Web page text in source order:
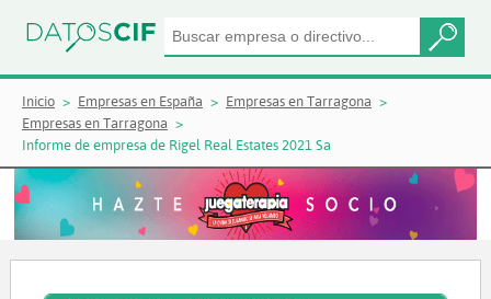
Inicio Empresas en España
Empresas en Tarragona
Empresas en Tarragona
Informe de empresa de Rigel Real Estates 2021 Sa